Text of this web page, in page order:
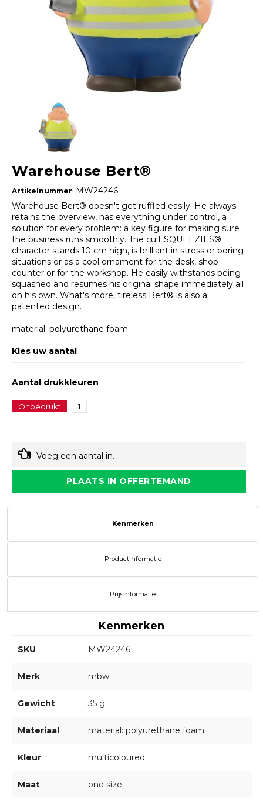
Warehouse Bert®
Artikelnummer: MW24246
Warehouse Bert® doesn't get ruffled easily. He always
retains the overview, has everything under control, a
solution for every problem: a key figure for making sure
the business runs smoothly. The cult SQUEEZIES®
character stands 10 cm high, is brilliant in stress or boring
situations or as a cool ornament for the desk, shop
counter or for the workshop. He easily withstands being
squashed and resumes his original shape immediately all
on his own. What's more, tireless Bert® is also a
patented design.
material: polyurethane foam
Kies uw aantal
Aantal drukkleuren
Onbedrukt 1
Voeg een aantal in.
PLAATS IN OFFERTEMAND
Kenmerken
Productinformatie
Prijsinformatie
Kenmerken
SKU MW24246
Merk mbw
Gewicht 35 g
Materiaal material: polyurethane foam
Kleur multicoloured
Maat one size